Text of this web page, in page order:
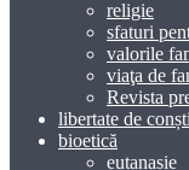
religie
sfaturi
valorile
viaţa de
Revista
libertate de
bioetică
eutanasie